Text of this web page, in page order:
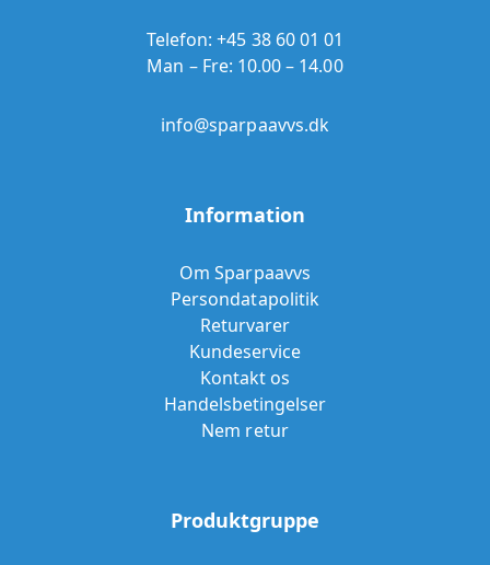
Telefon:+45 38 60 01 01
Man – Fre: 10.00 – 14.00
info@sparpaavvs.dk
Information
Om Sparpaavvs
Persondatapolitik
Returvarer
Kundeservice
Kontakt os
Handelsbetingelser
Nem retur
Produktgruppe